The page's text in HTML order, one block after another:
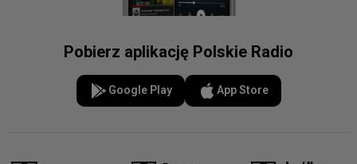
Pobierz aplikację Polskie Radio
Google Play App Store